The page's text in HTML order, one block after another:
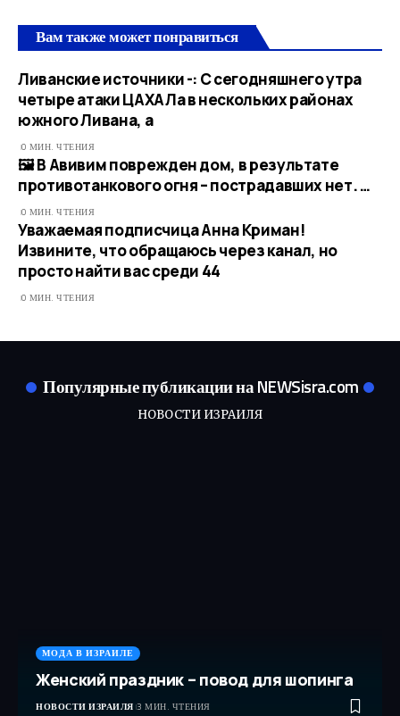
Вам также может понравиться
Ливанские источники -: С сегодняшнего утра
четыре атаки ЦАХАЛа в нескольких районах
южного Ливана, а
0 МИН. ЧТЕНИЯ
🖼 В Авивим поврежден дом, в результате
противотанкового огня – пострадавших нет. …​
0 МИН. ЧТЕНИЯ
Уважаемая подписчица Анна Криман!
Извините, что обращаюсь через канал, но
просто найти вас среди 44
0 МИН. ЧТЕНИЯ
Популярные публикации на NEWSisra.com
НОВОСТИ ИЗРАИЛЯ
МОДА В ИЗРАИЛЕ
Женский праздник – повод для шопинга
НОВОСТИ ИЗРАИЛЯ 3 МИН. ЧТЕНИЯ